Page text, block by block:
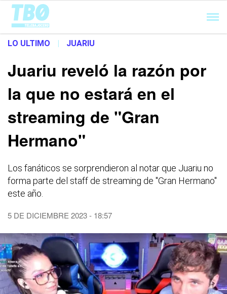
Cargando...
LO ULTIMO | JUARIU
Juariu reveló la razón por
la que no estará en el
streaming de "Gran
Hermano"
Los fanáticos se sorprendieron al notar que Juariu no
forma parte del staff de streaming de "Gran Hermano"
este año.
5 DE DICIEMBRE 2023 - 18:57